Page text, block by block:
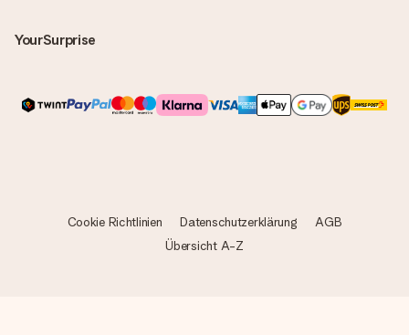
YourSurprise
Cookie Richtlinien Datenschutzerklärung
AGB
Übersicht A-Z